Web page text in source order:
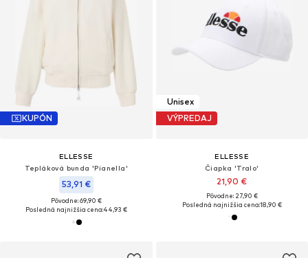
KUPÓN
ELLESSE
Tepláková bunda 'Pianella'
53,91 €
Pôvodne: 69,90 €
Posledná najnižšia cena:44,93 €
Unisex
VÝPREDAJ
ELLESSE
Čiapka 'Tralo'
21,90 €
Pôvodne: 27,90 €
Posledná najnižšia cena:18,90 €